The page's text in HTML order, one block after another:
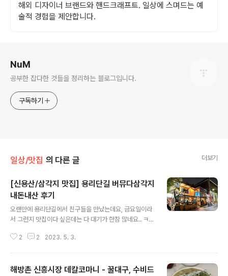
해외 디자이너 브랜드와 핸드크래프트. 일상에 스며드는 예
술적 경험을 제안합니다.
NuM
공부한 잡다한 것들을 정리하는 블로그입니다.
구독하기
일상/맛집 의 다른 글 더보기
[신용산/삼각지 맛집] 용리단길 버뮤다삼각지
내돈내산 후기
오랜만에 용리단길에서 친구들을 만났는데요, 금요일이라
서 그런지 맛집이다 싶은데는 다 대기가 한참 많네요.. ㅋㅋ
을 기다려도 자리가 안나서 그냥 근처 고깃집에서 고기먹
용리단길은 쉽지 않은 것으로.. ㅠㅠㅠ 버뮤다 삼각지 외관
2 2 2023. 5. 3.
해방촌 신흥시장 데칼코마니 - 꿀대구, 수비드